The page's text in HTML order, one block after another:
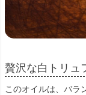
贅沢な白トリュ
このオイルは、バラ